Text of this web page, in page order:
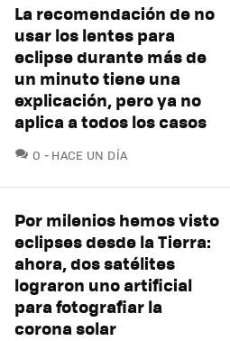
La recomendación de no
usar los lentes para
eclipse durante más de
un minuto tiene una
explicación, pero ya no
aplica a todos los casos
0 COMENTARIOS
HACE UN DÍA
Por milenios hemos visto
eclipses desde la Tierra:
ahora, dos satélites
lograron uno artificial
para fotografiar la
corona solar